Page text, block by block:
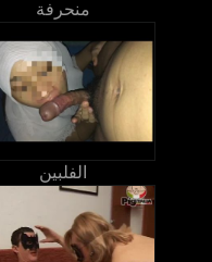
منحرفة
الفلبين